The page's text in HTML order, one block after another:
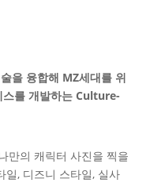
을 융합해 MZ세대를 위
스를 개발하는 Culture-
만의 캐릭터 사진을 찍을
일, 디즈니 스타일, 실사